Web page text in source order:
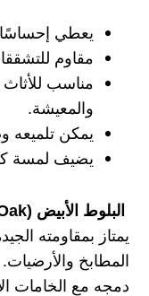
يعطي إحساسًا
مقاوم
مناسب
والمعيشة.
يمكن تلميعه
يضيف لمسة
البلوط الأبيض (White Oak)
يمتاز بمقاومته
المطابخ
دمجه مع الخامات